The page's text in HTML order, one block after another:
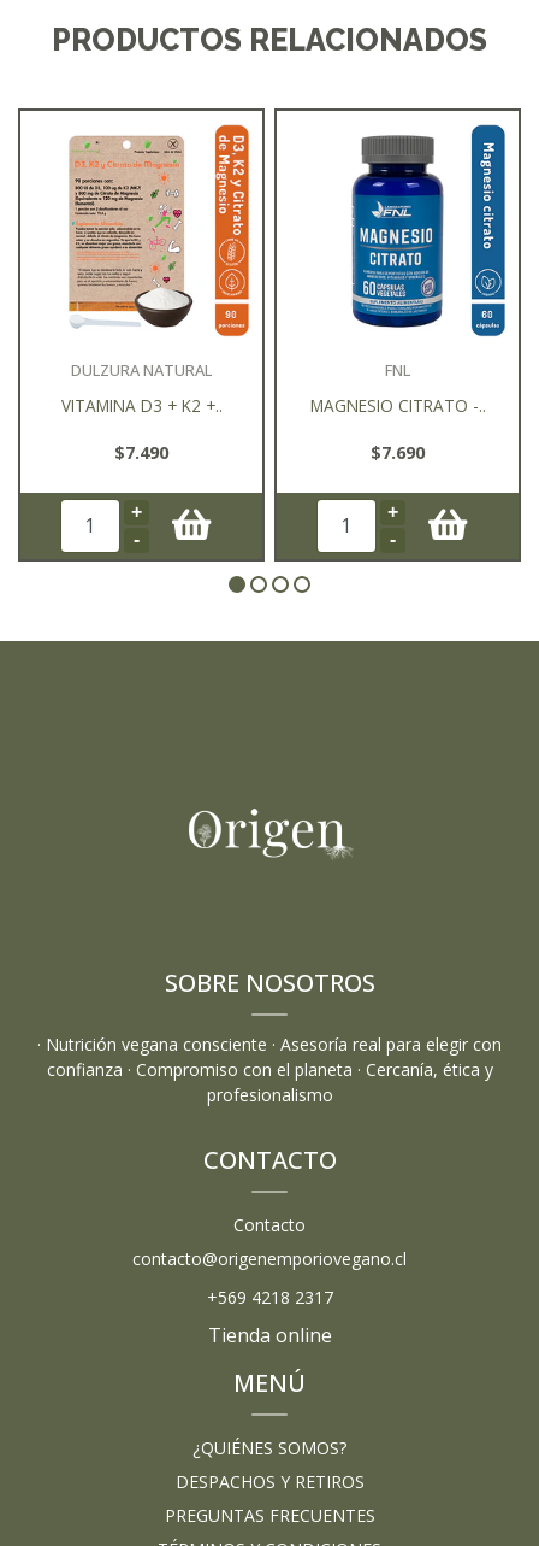
PRODUCTOS RELACIONADOS
DULZURA NATURAL
VITAMINA D3 + K2 +..
$7.490
+
-
FNL
MAGNESIO CITRATO -..
$7.690
+
-
SOBRE NOSOTROS
· Nutrición vegana consciente · Asesoría real para elegir con
confianza · Compromiso con el planeta · Cercanía, ética y
profesionalismo
CONTACTO
Contacto
contacto@origenemporiovegano.cl
+569 4218 2317
Tienda online
MENÚ
¿QUIÉNES SOMOS?
DESPACHOS Y RETIROS
PREGUNTAS FRECUENTES